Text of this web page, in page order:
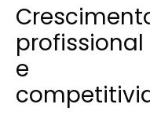
profissional
e